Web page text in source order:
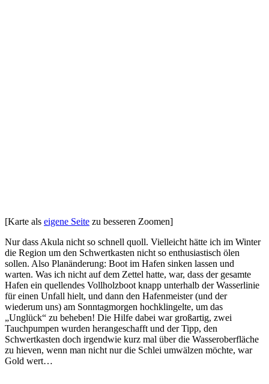
[Karte als eigene Seite zu besseren Zoomen]
Nur dass Akula nicht so schnell quoll. Vielleicht hätte ich im Winter
die Region um den Schwertkasten nicht so enthusiastisch ölen
sollen. Also Planänderung: Boot im Hafen sinken lassen und
warten. Was ich nicht auf dem Zettel hatte, war, dass der gesamte
Hafen ein quellendes Vollholzboot knapp unterhalb der Wasserlinie
für einen Unfall hielt, und dann den Hafenmeister (und der
wiederum uns) am Sonntagmorgen hochklingelte, um das
„Unglück“ zu beheben! Die Hilfe dabei war großartig, zwei
Tauchpumpen wurden herangeschafft und der Tipp, den
Schwertkasten doch irgendwie kurz mal über die Wasseroberfläche
zu hieven, wenn man nicht nur die Schlei umwälzen möchte, war
Gold wert…